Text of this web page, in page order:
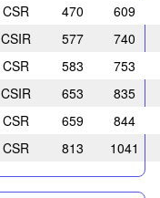
CSR 470
609
CSIR 577
740
CSR 583
753
CSIR 653
835
CSR 659
844
CSR 813 1041